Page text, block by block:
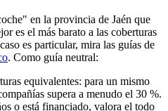
en la provincia de Jaén que
es el más barato a las coberturas
es particular, mira las guías de
. Como guía neutral:
equivalentes: para un mismo
supera a menudo el 30 %.
o está financiado, valora el todo